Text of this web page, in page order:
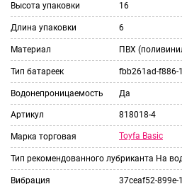
Высота упаковки 16
Длина упаковки 6
Материал ПВХ
Тип батареек fbb261ad-f886-
Водонепроницаемость Да
Артикул 818018-4
Марка торговая Toyfa Basic
Тип рекомендованного лубриканта На
Вибрация 37ceaf52-899e-